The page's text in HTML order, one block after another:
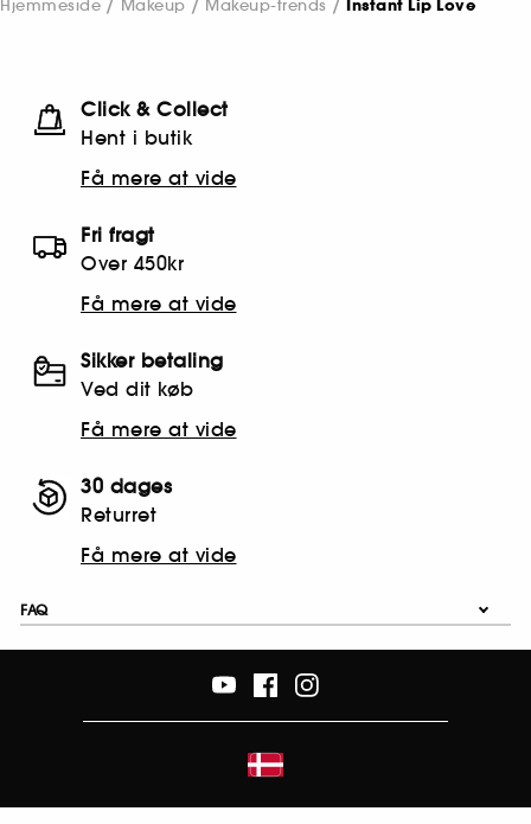
Hjemmeside Makeup Makeup-trends Instant Lip Love
Click & Collect
Hent i butik
Få mere at vide
Fri fragt
Over 450kr
Få mere at vide
Sikker betaling
Ved dit køb
Få mere at vide
30 dages
Returret
Få mere at vide
FAQ